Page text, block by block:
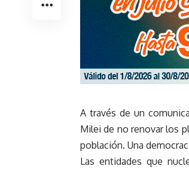
A través de un
Milei de no renovar los
población. Una
Las entidades que